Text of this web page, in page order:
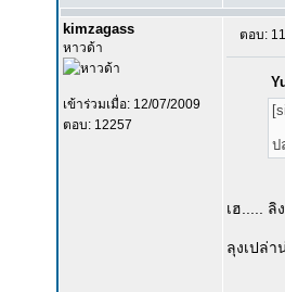
kimzagass
หาวด้า
เข้าร่วมเมื่อ: 12/07/2009
ตอบ: 12257
ตอบ:
ป
เฮ..... ลิ
ลุงเปล่า